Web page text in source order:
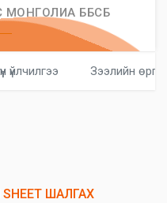
МОНГОЛИА ББСБ
үйлчилгээ Зээлийн
ШАЛГАХ